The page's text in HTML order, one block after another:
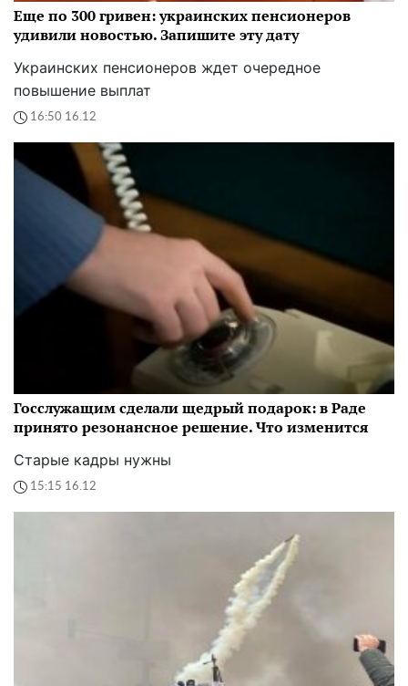
Еще по 300 гривен: украинских пенсионеров
удивили новостью. Запишите эту дату
Украинских пенсионеров ждет очередное
повышение выплат
16:50 16.12
Госслужащим сделали щедрый подарок: в Раде
принято резонансное решение. Что изменится
Старые кадры нужны
15:15 16.12